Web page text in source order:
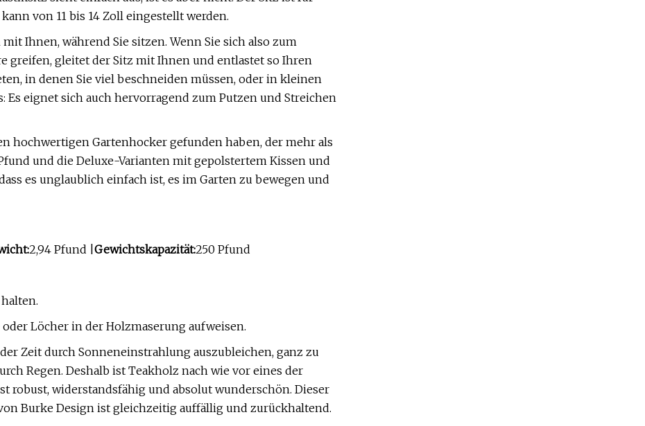
von 11 bis 14 Zoll eingestellt werden.
Ihnen, während Sie sitzen. Wenn Sie sich also zum
greifen, gleitet der Sitz mit Ihnen und entlastet so Ihren
in denen Sie viel beschneiden müssen, oder in kleinen
Es eignet sich auch hervorragend zum Putzen und Streichen
hochwertigen Gartenhocker gefunden haben, der mehr als
und die Deluxe-Varianten mit gepolstertem Kissen und
es unglaublich einfach ist, es im Garten zu bewegen und
2,94 Pfund | Gewichtskapazität:250 Pfund
Löcher in der Holzmaserung aufweisen.
Zeit durch Sonneneinstrahlung auszubleichen, ganz zu
Regen. Deshalb ist Teakholz nach wie vor eines der
robust, widerstandsfähig und absolut wunderschön. Dieser
Burke Design ist gleichzeitig auffällig und zurückhaltend.